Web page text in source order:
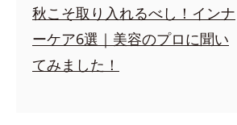
秋こそ取り入れるべし！インナ
ーケア6選｜美容のプロに聞い
てみました！